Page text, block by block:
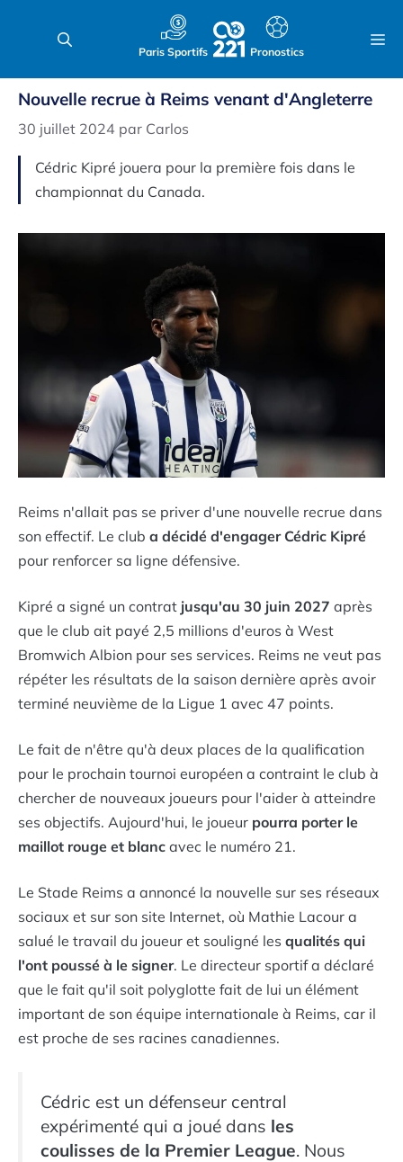
Paris Sportifs Pronostics
Nouvelle recrue à Reims venant d'Angleterre
30 juillet 2024 par Carlos
Cédric Kipré jouera pour la première fois dans le
championnat du Canada.
Reims n'allait pas se priver d'une nouvelle recrue dans
son effectif. Le club a décidé d'engager Cédric Kipré
pour renforcer sa ligne défensive.
Kipré a signé un contrat jusqu'au 30 juin 2027 après
que le club ait payé 2,5 millions d'euros à West
Bromwich Albion pour ses services. Reims ne veut pas
répéter les résultats de la saison dernière après avoir
terminé neuvième de la Ligue 1 avec 47 points.
Le fait de n'être qu'à deux places de la qualification
pour le prochain tournoi européen a contraint le club à
chercher de nouveaux joueurs pour l'aider à atteindre
ses objectifs. Aujourd'hui, le joueur pourra porter le
maillot rouge et blanc avec le numéro 21.
Le Stade Reims a annoncé la nouvelle sur ses réseaux
sociaux et sur son site Internet, où Mathie Lacour a
salué le travail du joueur et souligné les qualités qui
l'ont poussé à le signer. Le directeur sportif a déclaré
que le fait qu'il soit polyglotte fait de lui un élément
important de son équipe internationale à Reims, car il
est proche de ses racines canadiennes.
Cédric est un défenseur central
expérimenté qui a joué dans les
coulisses de la Premier League. Nous